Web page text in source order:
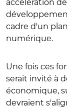
accélération
cadre d'un
numérique.
Une fois ces
serait invité à
économique,
devraient